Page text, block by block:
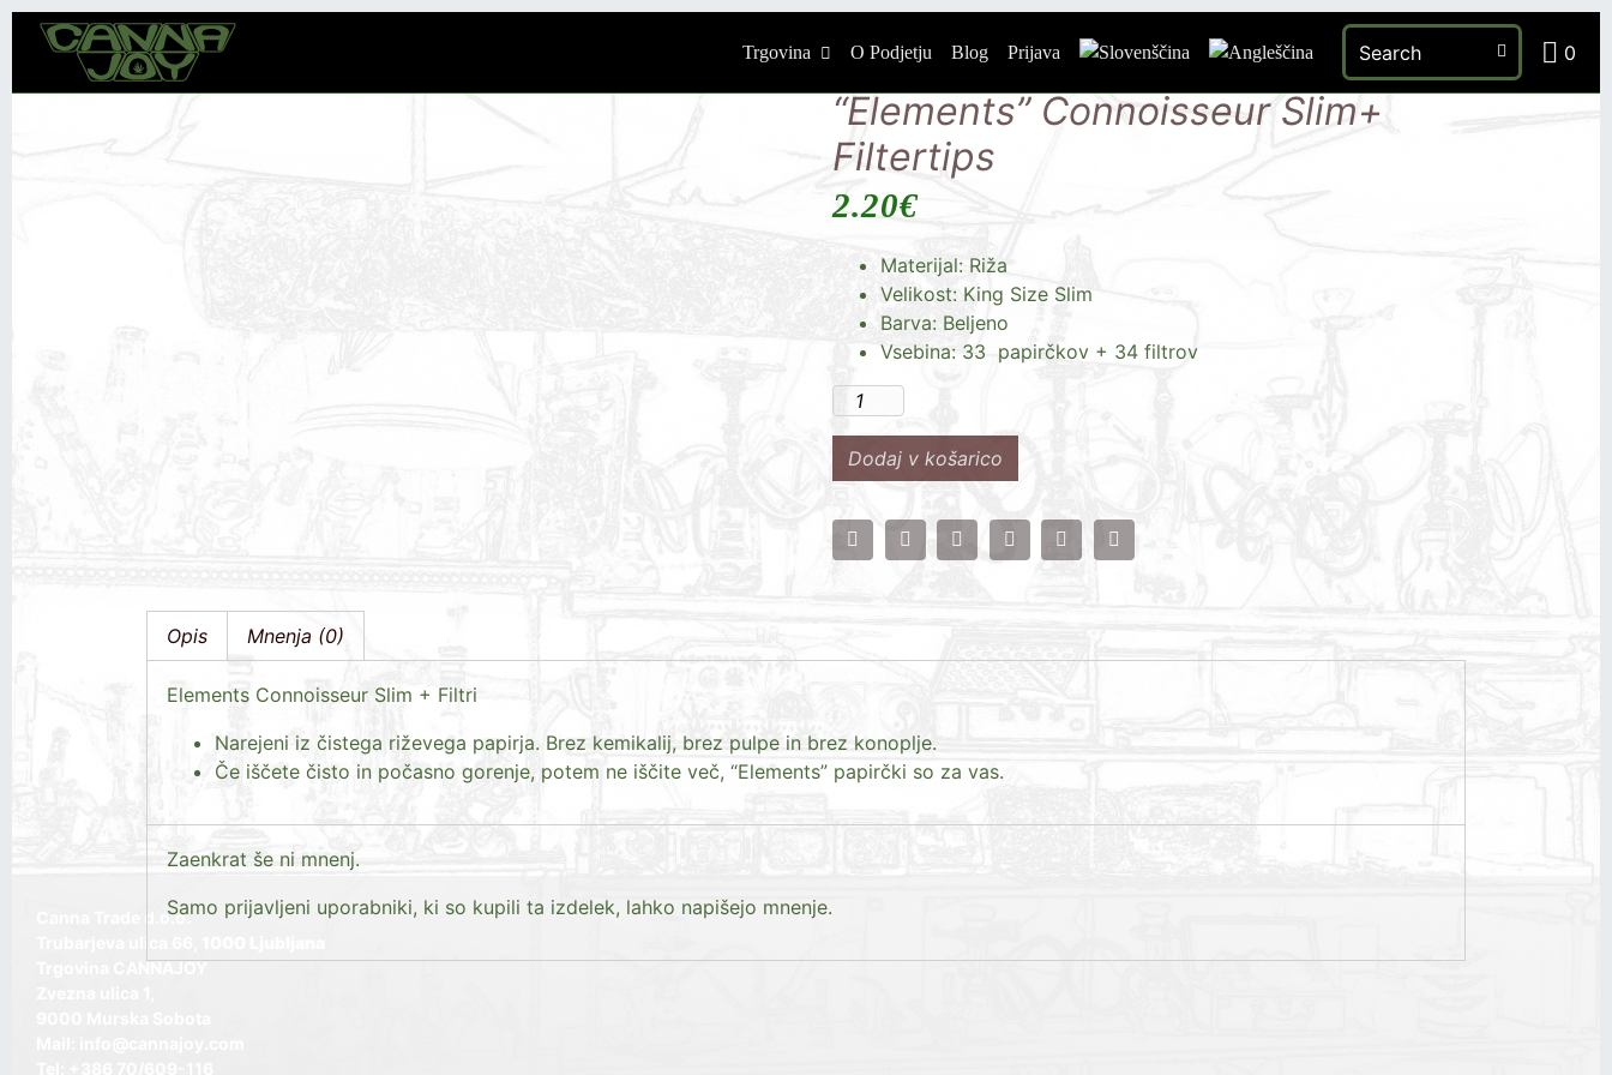
Trgovina O Podjetju Blog Prijava 0
“Elements” Connoisseur Slim+
Filtertips
2.20€
Materijal: Riža
Velikost: King Size Slim
Barva: Beljeno
Vsebina: 33 papirčkov + 34 filtrov
Dodaj v košarico
Opis Mnenja (0)
Elements Connoisseur Slim + Filtri
Narejeni iz čistega riževega papirja. Brez kemikalij, brez pulpe in brez konoplje.
Če iščete čisto in počasno gorenje, potem ne iščite več, “Elements” papirčki so za vas.
Zaenkrat še ni mnenj.
Samo prijavljeni uporabniki, ki so kupili ta izdelek, lahko napišejo mnenje.
Canna Trade d.o.o.
Trgovina CANNAJOY